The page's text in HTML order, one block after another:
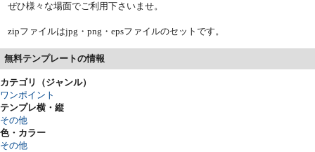
ぜひ様々な場面でご利用下さいませ。
zipファイルはjpg・png・epsファイルのセットです。
無料テンプレートの情報
カテゴリ（ジャンル）
ワンポイント
テンプレ横・縦
その他
色・カラー
その他